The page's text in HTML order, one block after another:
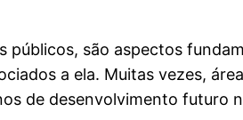
públicos, são aspectos
a ela. Muitas vezes,
de desenvolvimento futuro